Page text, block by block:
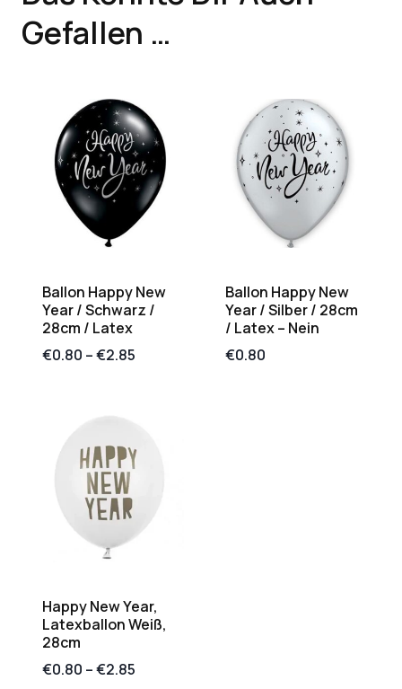
Gefallen …
Ballon Happy New
Year / Schwarz /
28cm / Latex
€0.80 –€2.85
Ballon Happy New
Year / Silber / 28cm
/ Latex – Nein
€0.80
Happy New Year,
Latexballon Weiß,
28cm
€0.80 –€2.85